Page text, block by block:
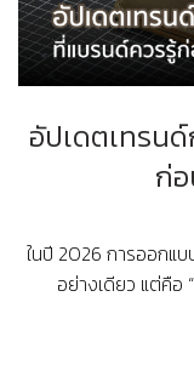
อัปเดตเทรน
ก่
ในปี 2026 การออกแบ
อย่างเดียว แต่คือ